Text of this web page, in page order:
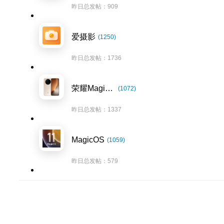
昨日总发帖：909
爱摄影 (1250)
昨日总发帖：1736
荣耀Magic8系列 (1072)
昨日总发帖：1337
MagicOS (1059)
昨日总发帖：579